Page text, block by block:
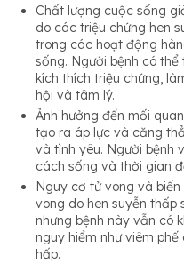
Chất lượng cuộc sống
do các triệu chứng hen
trong các hoạt động
sống. Người bệnh có
kích thích triệu chứng,
hội và tâm lý.
Ảnh hưởng đến mối
tạo ra áp lực và căng
và tình yêu. Người bệnh
cách sống và thời gian
Nguy cơ tử vong và
vong do hen suyễn thấp
nhưng bệnh này vẫn có
nguy hiểm như viêm
hấp.